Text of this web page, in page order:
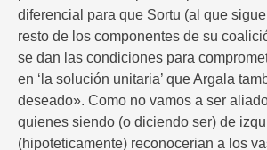
diferencial para que Sortu (al que
resto de los componentes de su
se dan las condiciones para
en ‘la solución unitaria’ que Argala
deseado». Como no vamos a ser
quienes siendo (o diciendo ser) de
(hipoteticamente) reconocerian a los